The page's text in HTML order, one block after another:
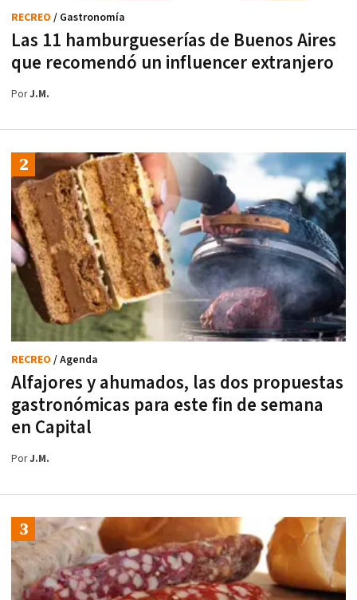
Las 11 hamburgueserías de Buenos Aires
que recomendó un influencer extranjero
RECREO / Gastronomía
PorJ.M.
Alfajores y ahumados, las dos propuestas
gastronómicas para este fin de semana
en Capital
RECREO / Agenda
PorJ.M.